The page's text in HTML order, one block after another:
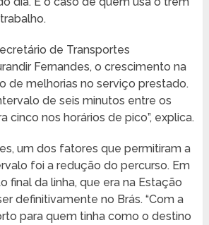
de Transportes
Fernandes, o crescimento na
de melhorias no serviço prestado.
de seis minutos entre os
cinco nos horários de pico”, explica.
um dos fatores que permitiram a
foi a redução do percurso. Em
final da linha, que era na Estação
definitivamente no Brás. “Com a
para quem tinha como o destino